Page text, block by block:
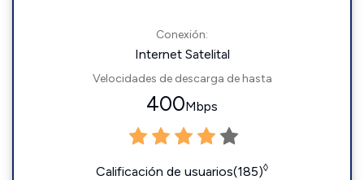
Conexión:
Internet Satelital
Velocidades de descarga de hasta
400Mbps
Calificación de usuarios(185)◊